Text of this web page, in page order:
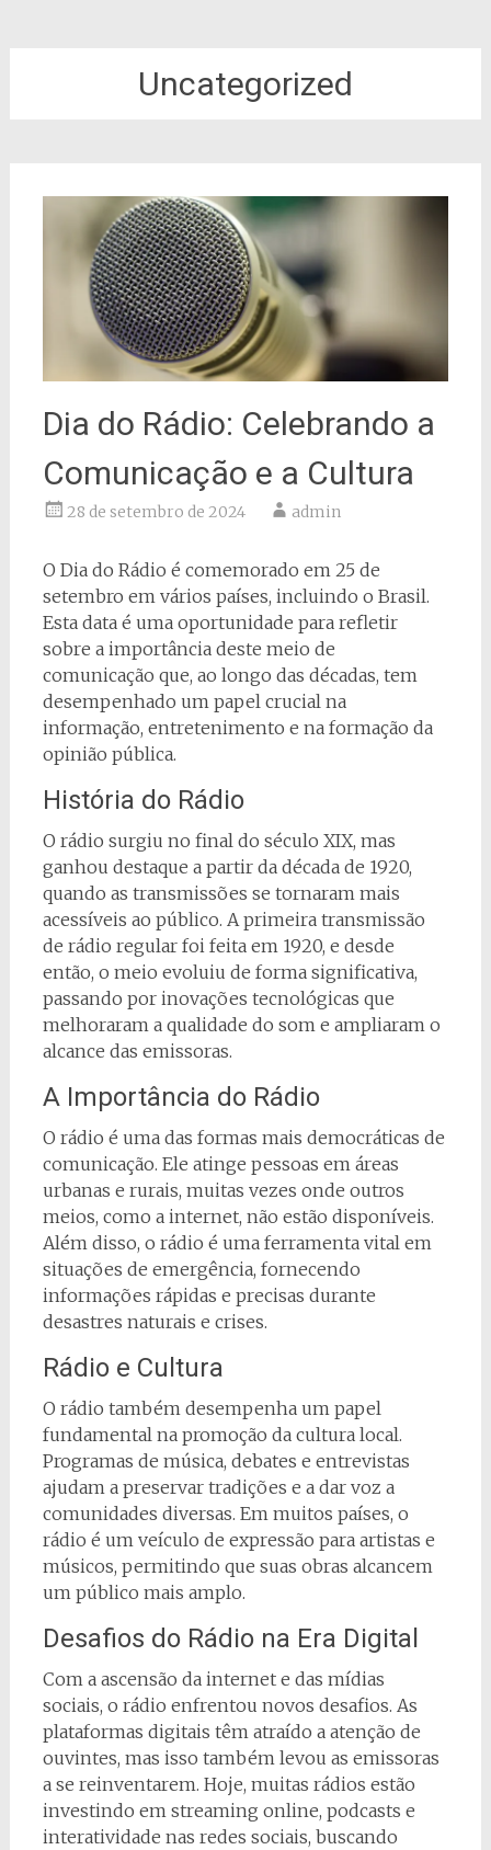
Uncategorized
Dia do Rádio: Celebrando a
Comunicação e a Cultura
28 de setembro de 2024 admin
O Dia do Rádio é comemorado em 25 de
setembro em vários países, incluindo o Brasil.
Esta data é uma oportunidade para refletir
sobre a importância deste meio de
comunicação que, ao longo das décadas, tem
desempenhado um papel crucial na
informação, entretenimento e na formação da
opinião pública.
História do Rádio
O rádio surgiu no final do século XIX, mas
ganhou destaque a partir da década de 1920,
quando as transmissões se tornaram mais
acessíveis ao público. A primeira transmissão
de rádio regular foi feita em 1920, e desde
então, o meio evoluiu de forma significativa,
passando por inovações tecnológicas que
melhoraram a qualidade do som e ampliaram o
alcance das emissoras.
A Importância do Rádio
O rádio é uma das formas mais democráticas de
comunicação. Ele atinge pessoas em áreas
urbanas e rurais, muitas vezes onde outros
meios, como a internet, não estão disponíveis.
Além disso, o rádio é uma ferramenta vital em
situações de emergência, fornecendo
informações rápidas e precisas durante
desastres naturais e crises.
Rádio e Cultura
O rádio também desempenha um papel
fundamental na promoção da cultura local.
Programas de música, debates e entrevistas
ajudam a preservar tradições e a dar voz a
comunidades diversas. Em muitos países, o
rádio é um veículo de expressão para artistas e
músicos, permitindo que suas obras alcancem
um público mais amplo.
Desafios do Rádio na Era Digital
Com a ascensão da internet e das mídias
sociais, o rádio enfrentou novos desafios. As
plataformas digitais têm atraído a atenção de
ouvintes, mas isso também levou as emissoras
a se reinventarem. Hoje, muitas rádios estão
investindo em streaming online, podcasts e
interatividade nas redes sociais, buscando